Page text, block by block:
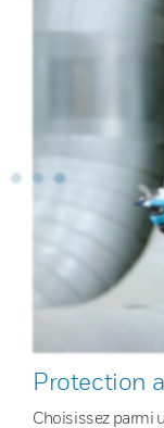
Protection
Choisissez parmi